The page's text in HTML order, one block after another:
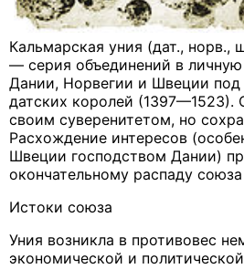
Кальмарская уния (дат., норв.,
— серия объединений в
Дании, Норвегии и Швеции под
датских королей (1397—1523).
своим суверенитетом, но
Расхождение интересов
Швеции господством Дании)
окончательному распаду
Истоки союза
Уния возникла в противовес
экономической и